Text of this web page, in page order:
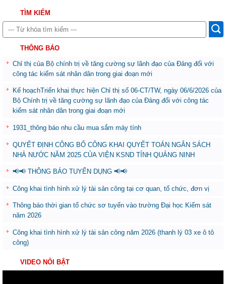
TÌM KIẾM
THÔNG BÁO
Chỉ thị của Bộ chính trị về tăng cường sự lãnh đạo của Đảng đối với
công tác kiểm sát nhân dân trong giai đoạn mới
Kế hoạchTriển khai thực hiện Chỉ thị số 06-CT/TW, ngày 06/6/2026 của
Bộ Chính trị về tăng cường sự lãnh đạo của Đảng đối với công tác
kiểm sát nhân dân trong giai đoạn mới
1931_thông báo nhu cầu mua sắm máy tính
QUYẾT ĐỊNH CÔNG BỐ CÔNG KHAI QUYẾT TOÁN NGÂN SÁCH
NHÀ NƯỚC NĂM 2025 CỦA VIỆN KSND TỈNH QUẢNG NINH
📢📢 THÔNG BÁO TUYỂN DỤNG 📢📢
Công khai tình hình xử lý tài sản công tại cơ quan, tổ chức, đơn vị
Thông báo thời gian tổ chức sơ tuyển vào trường Đại học Kiểm sát
năm 2026
Công khai tình hình xử lý tài sản công năm 2026 (thanh lý 03 xe ô tô
công)
VIDEO NỔI BẬT